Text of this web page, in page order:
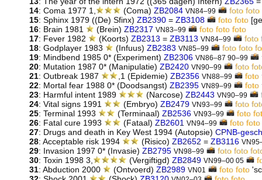
14: Coma 1977 1, (Coma)ZB2084 VN84–99 foto foto
15: Sphinx 1979 ((De) Sfinx) ZB2390 = ZB3108 foto foto
16: Brain 1981 (Brein)ZB2317 VN83–99 foto foto foto
17: Fever 1982 (Koorts)ZB2313 =ZB3113 VN84–99 foto
18: Godplayer 1983 (Infuus)ZB2383 VN85–99 foto foto
19: Mindbend 1985 0* (Experiment) ZB2306 VN86–87 90–99
20: Mutation 1987 0* (Manipulatie) ZB2420 VN90–99 foto
21: Outbreak 1987 ,1 (Epidemie) ZB2356 VN88–99 foto
22: Mortal fear 1988 0* (Doodsangst) ZB2395 VN89–99 foto
23: Harmful intent 1989 (Narcose)ZB2443 VN90–99
24: Vital signs 1991 (Embryo) ZB2479 VN93–99 foto
25: Terminal 1993 (Terminaal) ZB2536 VN93–99 foto
26: Fatal cure 1993 (Fataal) ZB2601 VN94–99 foto foto
27: Drugs and death in Key West 1994 (Autopsie) CPNB-
28: Acceptable risk 1994 (Risico) ZB2652 = ZB3116
29: Invasion 1997 0* (Invasie) ZB2795 VN98–99 foto foto
30: Toxin 1998 3, (Vergiftigd) ZB2849 VN99–00 05
31: Abduction 2000 (Ontvoerd)ZB2989 VN01 foto foto